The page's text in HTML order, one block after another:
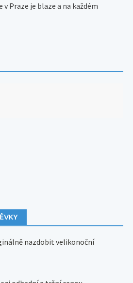
v Praze je blaze a na každém
nazdobit velikonoční